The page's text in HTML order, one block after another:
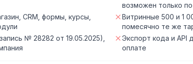
CRM, формы, курсы,
№ 28282 от 19.05.2025),
возможен только
Витринные 500 и 1
помесячно те же
Экспорт кода и API
оплате